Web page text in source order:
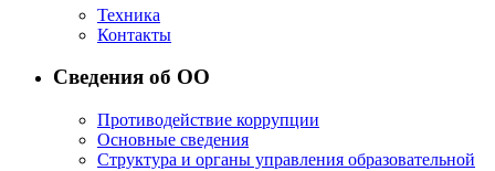
Техника
Контакты
Сведения об ОО
Противодействие коррупции
Основные сведения
Структура и органы управления образовательной